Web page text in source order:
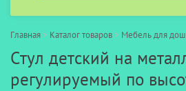
Главная > Каталог товаров > Мебель для
Стул детский на
регулируемый по